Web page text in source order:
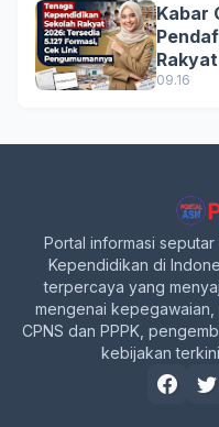
Kabar
09.16
Portal informasi
Kependidikan di
terpercaya yang
mengenai
CPNS dan PPPK,
kebijakan